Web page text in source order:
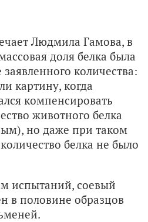
Людмила Гамова, в
доля белка была
количества:
картину, когда
компенсировать
животного белка
но даже при таком
белка не было
испытаний, соевый
в половине образцов